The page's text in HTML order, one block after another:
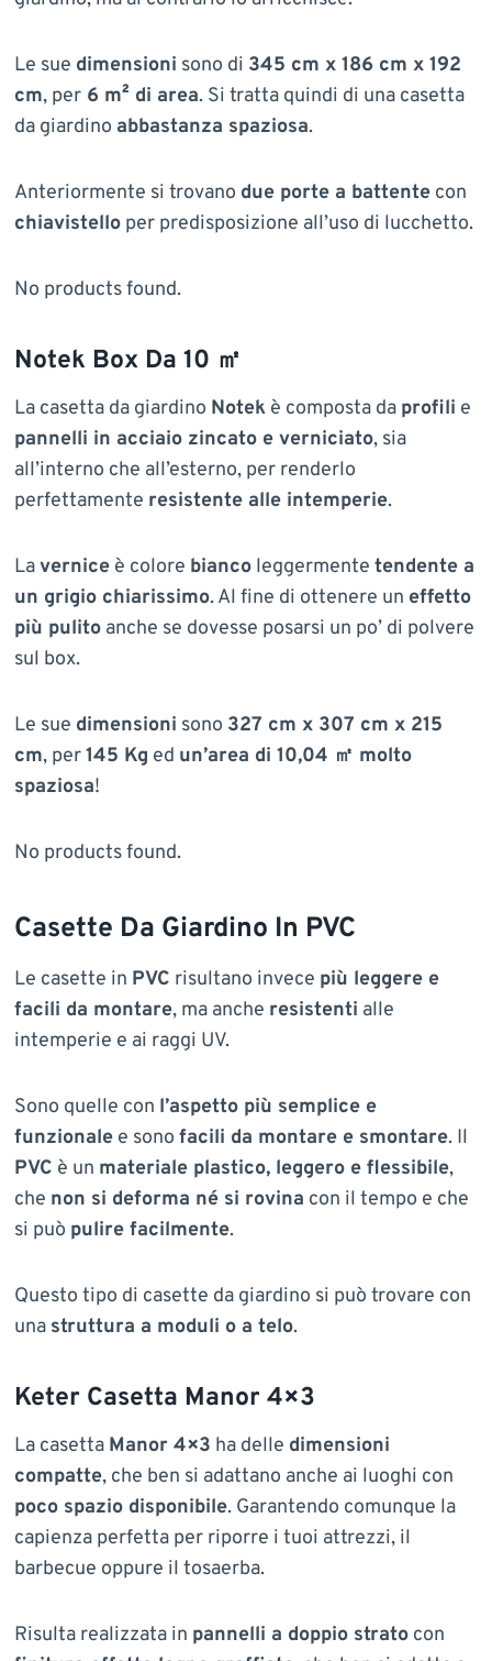
Le sue dimensioni sono di 345 cm x 186 cm x 192
cm, per6 m² di area. Si tratta quindi di una casetta
da giardino abbastanza spaziosa.
Anteriormente si trovano due porte a battentecon
chiavistelloper predisposizione all’uso di lucchetto.
No products found.
Notek Box Da 10 ㎡
La casetta da giardino Notekè composta da profili e
pannelli in acciaio zincato e verniciato, sia
all’interno che all’esterno, per renderlo
perfettamente resistente alle intemperie.
Laverniceè colore biancoleggermente tendente a
un grigio chiarissimo. Al fine di ottenere un effetto
più pulitoanche se dovesse posarsi un po’ di polvere
sul box.
Le sue dimensioni sono 327 cm x 307 cm x 215
cm, per145 Kg ed un’area di 10,04 ㎡ molto
spaziosa!
No products found.
Casette Da Giardino In PVC
Le casette in PVC risultano invece più leggere e
facili da montare, ma anche resistenti alle
intemperie e ai raggi UV.
Sono quelle con l’aspetto più semplice e
funzionalee sono facili da montare e smontare. Il
PVC è un materiale plastico, leggero e flessibile,
che non si deforma né si rovina con il tempo e che
si può pulire facilmente.
Questo tipo di casette da giardino si può trovare con
una struttura a moduli o a telo.
Keter Casetta Manor 4×3
La casetta Manor 4×3 ha delle dimensioni
compatte, che ben si adattano anche ai luoghi con
poco spazio disponibile. Garantendo comunque la
capienza perfetta per riporre i tuoi attrezzi, il
barbecue oppure il tosaerba.
Risulta realizzata in pannelli a doppio stratocon